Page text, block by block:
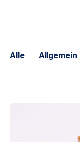
Alle Allgemein